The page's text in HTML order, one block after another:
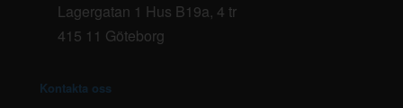
Lagergatan 1 Hus B19a, 4 tr
415 11 Göteborg
Kontakta oss